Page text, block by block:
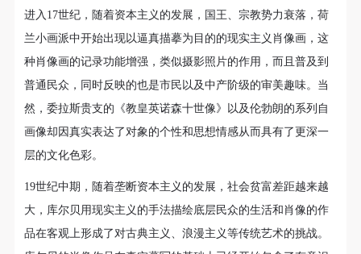
进入17世纪，随着资本主义的发展，国王、宗教势力衰落，荷
兰小画派中开始出现以逼真描摹为目的的现实主义肖像画，这
种肖像画的记录功能增强，类似摄影照片的作用，而且普及到
普通民众，同时反映的也是市民以及中产阶级的审美趣味。当
然，委拉斯贵支的《教皇英诺森十世像》以及伦勃朗的系列自
画像却因真实表达了对象的个性和思想情感从而具有了更深一
层的文化色彩。
19世纪中期，随着垄断资本主义的发展，社会贫富差距越来越
大，库尔贝用现实主义的手法描绘底层民众的生活和肖像的作
品在客观上形成了对古典主义、浪漫主义等传统艺术的挑战。
快捷登录 帐号密码登录
手机号码
发送验证码
手机号码将作为您的登录账号
及到的绘画工具、创作材料及配套设备、设施，若参
与者因个人原因在使用相应绘画工具、创作材料及配
套设备、设施造成个人受伤、伤害他人及造成相应工
具、材料、设备或设施的故障或损坏。参与活动者应
当承当相应的全部责任，并主动赔偿相应的经济损
失。活动中任何非事故当事人及美术馆将不承担人身
事故的任何责任。
根据《中华人民共和国广告法》、《中华人民共和国
民法通则》以及 最高人民法院关于贯彻执行 《中华
人民共和国民法通则》若干问题的意见（试行）>的
及到的绘画工具、创作材料及配套设备、设施，若参
与者因个人原因在使用相应绘画工具、创作材料及配
套设备、设施造成个人受伤、伤害他人及造成相应工
具、材料、设备或设施的故障或损坏。参与活动者应
当承当相应的全部责任，并主动赔偿相应的经济损
失。活动中任何非事故当事人及美术馆将不承担人身
事故的任何责任。
根据《中华人民共和国广告法》、《中华人民共和国
民法通则》以及 最高人民法院关于贯彻执行 《中华
人民共和国民法通则》若干问题的意见（试行）>的
及到的绘画工具、创作材料及配套设备、设施，若参
与者因个人原因在使用相应绘画工具、创作材料及配
套设备、设施造成个人受伤、伤害他人及造成相应工
具、材料、设备或设施的故障或损坏。参与活动者应
当承当相应的全部责任，并主动赔偿相应的经济损
失。活动中任何非事故当事人及美术馆将不承担人身
事故的任何责任。
根据《中华人民共和国广告法》、《中华人民共和国
民法通则》以及 最高人民法院关于贯彻执行 《中华
人民共和国民法通则》若干问题的意见（试行）>的